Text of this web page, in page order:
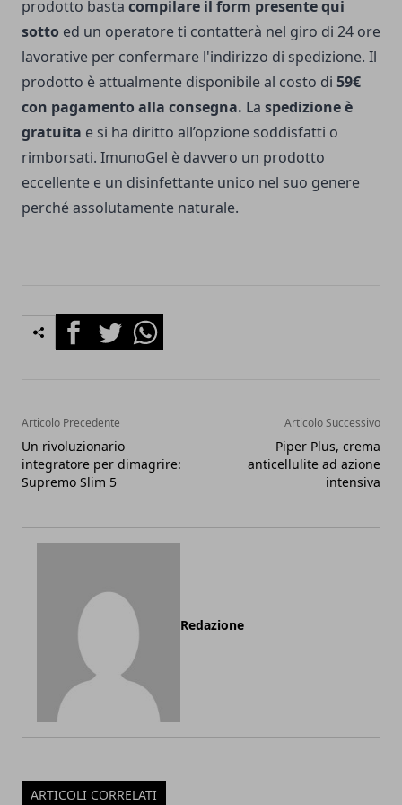
prodotto basta compilare il form presente qui
sotto ed un operatore ti contatterà nel giro di 24 ore
lavorative per confermare l'indirizzo di spedizione. Il
prodotto è attualmente disponibile al costo di 59€
con pagamento alla consegna. La spedizione è
gratuita e si ha diritto all’opzione soddisfatti o
rimborsati. ImunoGel è davvero un prodotto
eccellente e un disinfettante unico nel suo genere
perché assolutamente naturale.
FacebookTwitterWhatsapp
Articolo Precedente
Un rivoluzionario
integratore per dimagrire:
Supremo Slim 5
Articolo Successivo
Piper Plus, crema
anticellulite ad azione
intensiva
Redazione
ARTICOLI CORRELATI